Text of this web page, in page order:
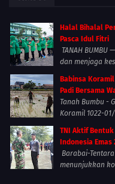
Halal Bihalal
Pasca Idul Fitri
TANAH
dan menjaga
Babinsa
Padi Bersama
Tanah Bumbu -
Koramil 1022-
TNI Aktif
Indonesia Emas
Barabai-
menunjukkan